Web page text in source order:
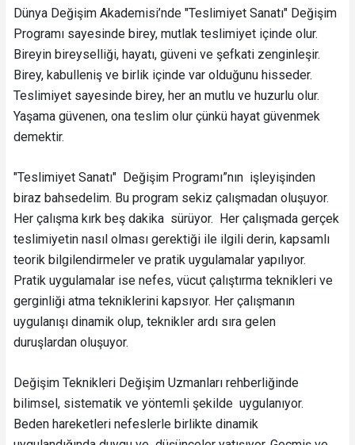
Dünya Değişim Akademisi’nde "Teslimiyet Sanatı" Değişim
Programı sayesinde birey, mutlak teslimiyet içinde olur.
Bireyin bireyselliği, hayatı, güveni ve şefkati zenginleşir.
Birey, kabulleniş ve birlik içinde var olduğunu hisseder.
Teslimiyet sayesinde birey, her an mutlu ve huzurlu olur.
Yaşama güvenen, ona teslim olur çünkü hayat güvenmek
demektir.
"Teslimiyet Sanatı" Değişim Programı”nın işleyişinden
biraz bahsedelim. Bu program sekiz çalışmadan oluşuyor.
Her çalışma kırk beş dakika sürüyor. Her çalışmada gerçek
teslimiyetin nasıl olması gerektiği ile ilgili derin, kapsamlı
teorik bilgilendirmeler ve pratik uygulamalar yapılıyor.
Pratik uygulamalar ise nefes, vücut çalıştırma teknikleri ve
gerginliği atma tekniklerini kapsıyor. Her çalışmanın
uygulanışı dinamik olup, teknikler ardı sıra gelen
duruşlardan oluşuyor.
Değişim Teknikleri Değişim Uzmanları rehberliğinde
bilimsel, sistematik ve yöntemli şekilde uygulanıyor.
Beden hareketleri nefeslerle birlikte dinamik